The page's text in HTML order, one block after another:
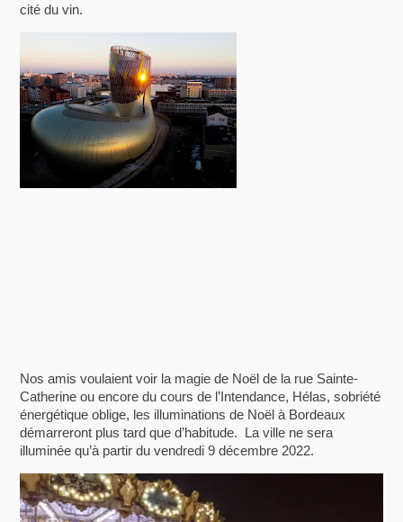
cité du vin.
Nos amis voulaient voir la magie de Noël de la rue Sainte-
Catherine ou encore du cours de l’Intendance, Hélas, sobriété
énergétique oblige, les illuminations de Noël à Bordeaux
démarreront plus tard que d’habitude. La ville ne sera
illuminée qu’à partir du vendredi 9 décembre 2022.